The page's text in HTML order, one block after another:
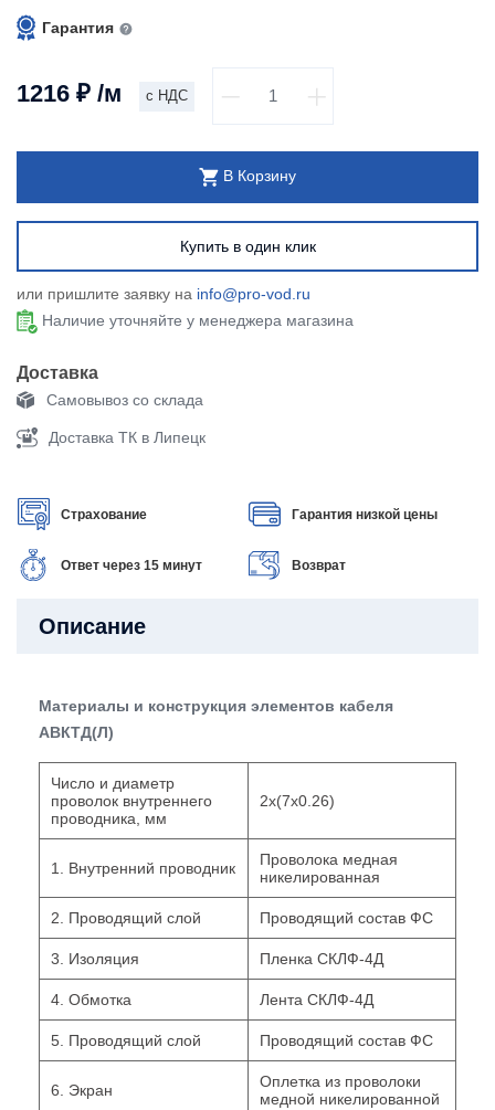
Гарантия
1216 ₽ /м с НДС
В Корзину
Купить в один клик
или пришлите заявку на info@pro-vod.ru
Наличие уточняйте у менеджера магазина
Доставка
Самовывоз со склада
Доставка ТК в Липецк
Страхование Гарантия низкой цены
Ответ через 15 минут Возврат
Описание
Материалы и конструкция элементов кабеля
АВКТД(Л)
Число и диаметр
проволок внутреннего
проводника, мм
2х(7х0.26)
1. Внутренний проводник
Проволока медная
никелированная
2. Проводящий слой Проводящий состав ФС
3. Изоляция Пленка СКЛФ-4Д
4. Обмотка Лента СКЛФ-4Д
5. Проводящий слой Проводящий состав ФС
6. Экран
Оплетка из проволоки
медной никелированной